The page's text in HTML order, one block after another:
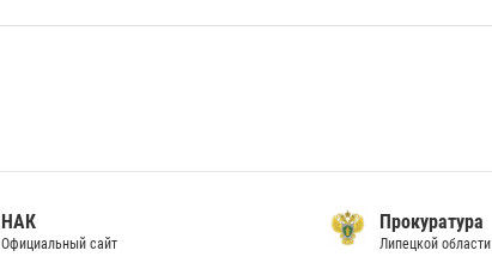
НАК
Официальный сайт
Прокуратура
Липецкой области